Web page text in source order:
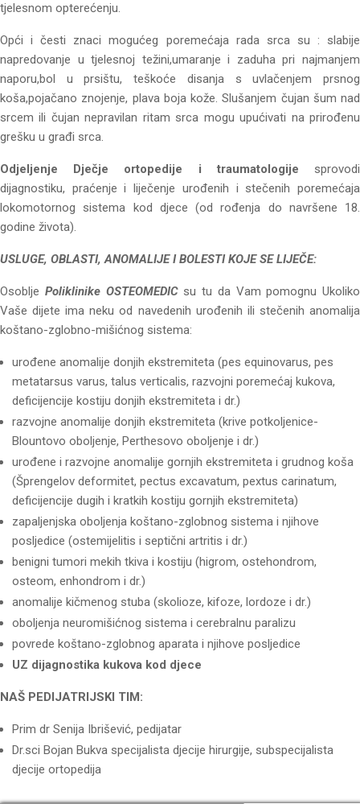
tjelesnom opterećenju.
Opći i česti znaci mogućeg poremećaja rada srca su : slabije
napredovanje u tjelesnoj težini,umaranje i zaduha pri najmanjem
naporu,bol u prsištu, teškoće disanja s uvlačenjem prsnog
koša,pojačano znojenje, plava boja kože. Slušanjem čujan šum nad
srcem ili čujan nepravilan ritam srca mogu upućivati na prirođenu
grešku u građi srca.
Odjeljenje Dječje ortopedije i traumatologije sprovodi
dijagnostiku, praćenje i liječenje urođenih i stečenih poremećaja
lokomotornog sistema kod djece (od rođenja do navršene 18.
godine života).
USLUGE, OBLASTI, ANOMALIJE I BOLESTI KOJE SE LIJEČE:
Osoblje Poliklinike OSTEOMEDICsu tu da Vam pomognu Ukoliko
Vaše dijete ima neku od navedenih urođenih ili stečenih anomalija
koštano-zglobno-mišićnog sistema:
urođene anomalije donjih ekstremiteta (pes equinovarus, pes
metatarsus varus, talus verticalis, razvojni poremećaj kukova,
deficijencije kostiju donjih ekstremiteta i dr.)
razvojne anomalije donjih ekstremiteta (krive potkoljenice-
Blountovo oboljenje, Perthesovo oboljenje i dr.)
urođene i razvojne anomalije gornjih ekstremiteta i grudnog koša
(Šprengelov deformitet, pectus excavatum, pextus carinatum,
deficijencije dugih i kratkih kostiju gornjih ekstremiteta)
zapaljenjska oboljenja koštano-zglobnog sistema i njihove
posljedice (ostemijelitis i septični artritis i dr.)
benigni tumori mekih tkiva i kostiju (higrom, ostehondrom,
osteom, enhondrom i dr.)
anomalije kičmenog stuba (skolioze, kifoze, lordoze i dr.)
oboljenja neuromišićnog sistema i cerebralnu paralizu
povrede koštano-zglobnog aparata i njihove posljedice
UZ dijagnostika kukova kod djece
NAŠ PEDIJATRIJSKI TIM:
Prim dr Senija Ibrišević, pedijatar
Dr.sci Bojan Bukva specijalista djecije hirurgije, subspecijalista
djecije ortopedija